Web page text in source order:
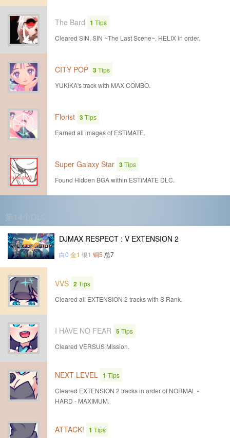
The Bard 1 Tips
Cleared SIN, SIN ~The Last Scene~, HELIX in order.
CITY POP 3Tips
YUKIKA's track with MAX COMBO.
Florist 3Tips
Earned all images of ESTiMATE.
Super Galaxy Star 3Tips
Found Hidden BGA within ESTiMATE DLC.
第14个DLC
DJMAX RESPECT : V EXTENSION 2
白0 金1 银1 铜5 总7
VVS 2Tips
Cleared all EXTENSION 2 tracks with S Rank.
I HAVE NO FEAR 5Tips
Cleared VERSUS Mission.
NEXT LEVEL 1 Tips
Cleared EXTENSION 2 tracks in order of NORMAL -
HARD - MAXIMUM.
ATTACK! 1 Tips